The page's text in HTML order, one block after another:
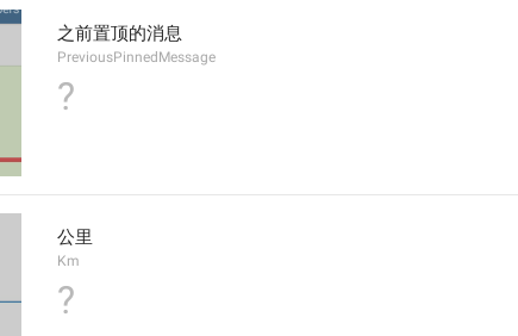
之前置顶的消息
PreviousPinnedMessage
?
公里
Km
?